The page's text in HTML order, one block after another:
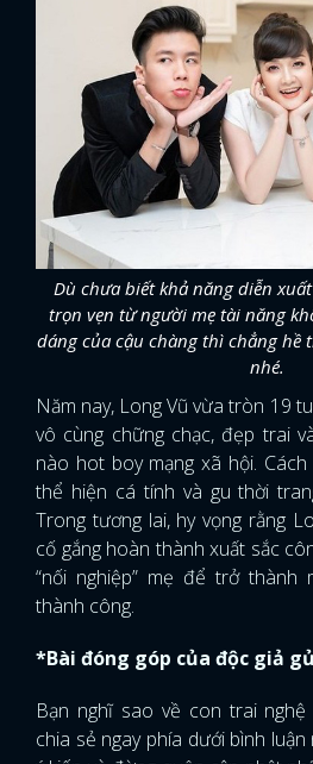
Dù chưa biết khả năng diễn
trọn vẹn từ người mẹ tài năng
dáng của cậu chàng thì chẳng hề
nhé.
Năm nay, Long Vũ vừa tròn 19
vô cùng chững chạc, đẹp trai
nào hot boy mạng xã hội.
thể hiện cá tính và gu thời
Trong tương lai, hy vọng rằng
cố gắng hoàn thành xuất sắc
“nối nghiệp” mẹ để trở thành
thành công.
*Bài đóng góp của độc giả
Bạn nghĩ sao về con trai
chia sẻ ngay phía dưới bình